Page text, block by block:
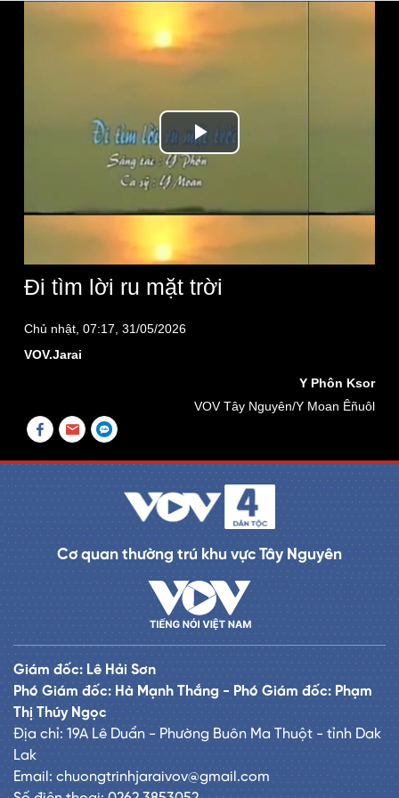
Play
Video
Đi tìm lời ru mặt trời
Chủ nhật, 07:17, 31/05/2026
VOV.Jarai
Y Phôn Ksor
VOV Tây Nguyên/Y Moan Êñuôl
Cơ quan thường trú khu vực Tây Nguyên
Giám đốc: Lê Hải Sơn
Phó Giám đốc: Hà Mạnh Thắng - Phó Giám đốc: Phạm
Thị Thúy Ngọc
Địa chỉ: 19A Lê Duẩn - Phường Buôn Ma Thuột - tỉnh Dak
Lak
Email: chuongtrinhjaraivov@gmail.com